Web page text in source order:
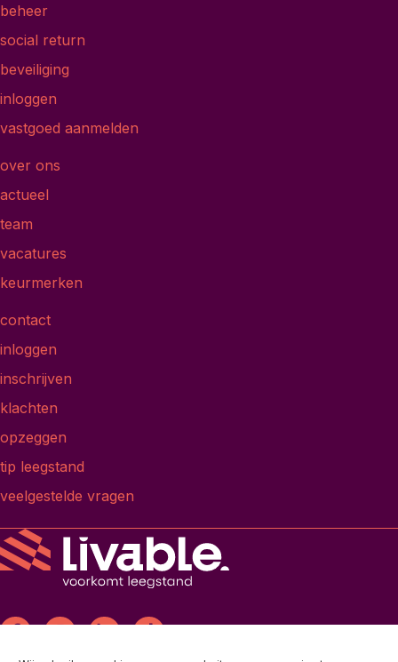
beheer
social return
beveiliging
inloggen
vastgoed aanmelden
over ons
actueel
team
vacatures
keurmerken
contact
inloggen
inschrijven
klachten
opzeggen
tip leegstand
veelgestelde vragen